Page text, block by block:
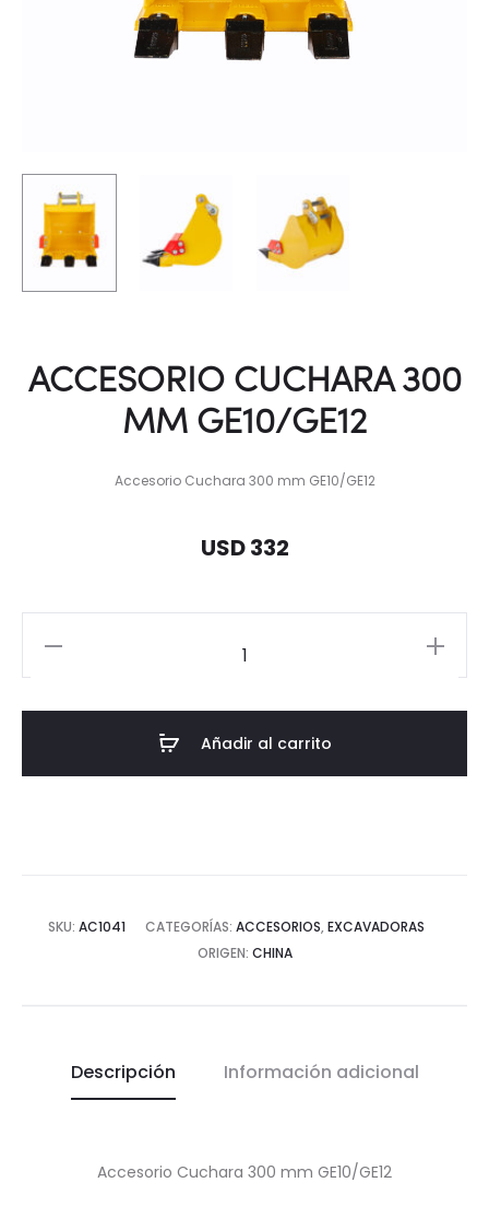
ACCESORIO CUCHARA 300
MM GE10/GE12
Accesorio Cuchara 300 mm GE10/GE12
USD 332
Añadir al carrito
SKU: AC1041 CATEGORÍAS: ACCESORIOS, EXCAVADORAS
ORIGEN: CHINA
Descripción Información adicional
Accesorio Cuchara 300 mm GE10/GE12